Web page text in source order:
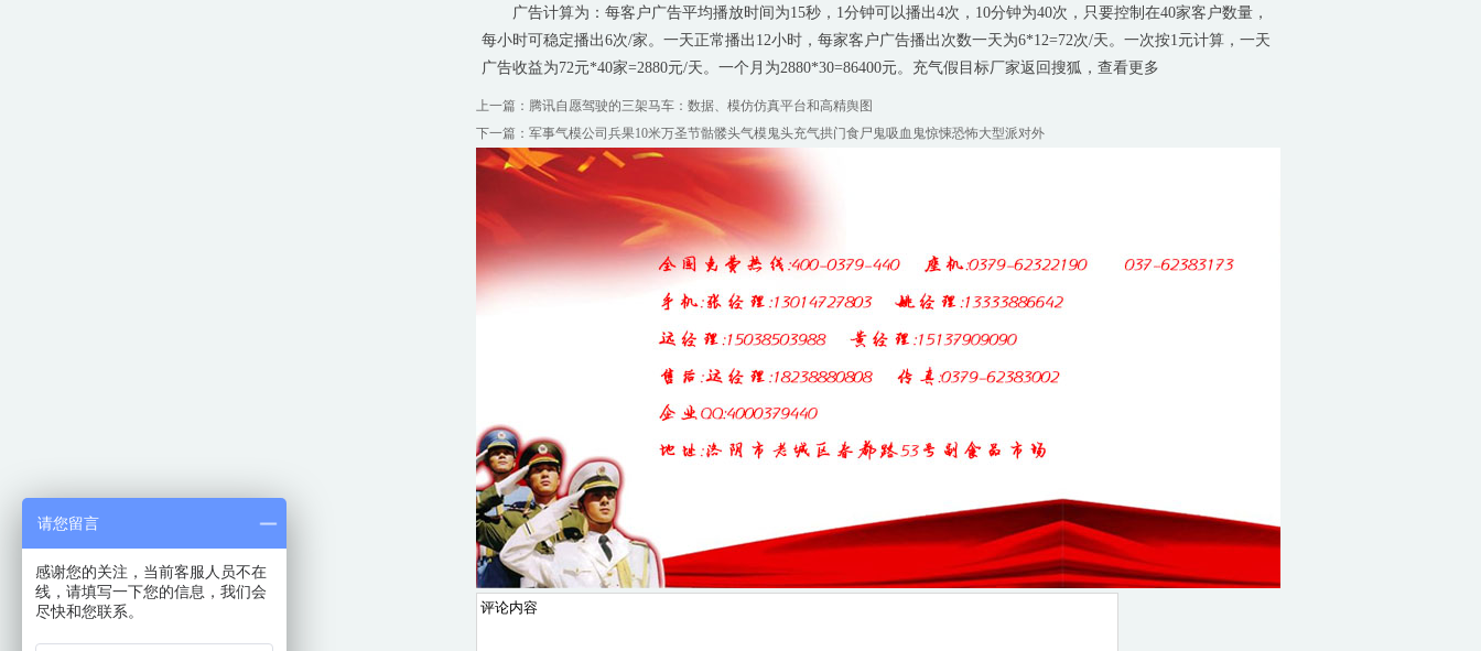
广告计算为：每客户广告平均播放时间为15秒，1分钟可以播出4次，10分钟为40次，只要控制在40家客户数量，
每小时可稳定播出6次/家。一天正常播出12小时，每家客户广告播出次数一天为6*12=72次/天。一次按1元计算，一天
广告收益为72元*40家=2880元/天。一个月为2880*30=86400元。充气假目标厂家返回搜狐，查看更多
上一篇： 腾讯自愿驾驶的三架马车：数据、模仿仿真平台和高精舆图
下一篇： 军事气模公司兵果10米万圣节骷髅头气模鬼头充气拱门食尸鬼吸血鬼惊悚恐怖大型派对外
请您留言
感谢您的关注，当前客服人员不在
线，请填写一下您的信息，我们会
尽快和您联系。